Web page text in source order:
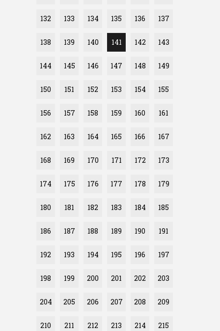
132 133 134 135 136 137
138 139 140 141 142 143
144 145 146 147 148 149
150 151 152 153 154 155
156 157 158 159 160 161
162 163 164 165 166 167
168 169 170 171 172 173
174 175 176 177 178 179
180 181 182 183 184 185
186 187 188 189 190 191
192 193 194 195 196 197
198 199 200 201 202 203
204 205 206 207 208 209
210 211 212 213 214 215